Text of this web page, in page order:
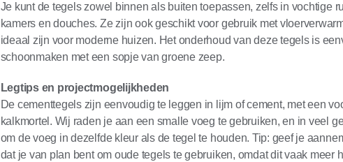
Je kunt de tegels zowel binnen als buiten toepassen, zelfs in vochtige
kamers en douches. Ze zijn ook geschikt voor gebruik met
ideaal zijn voor moderne huizen. Het onderhoud van deze tegels is
schoonmaken met een sopje van groene zeep.
Legtips en projectmogelijkheden
De cementtegels zijn eenvoudig te leggen in lijm of cement, met een
kalkmortel. Wij raden je aan een smalle voeg te gebruiken, en in veel
om de voeg in dezelfde kleur als de tegel te houden. Tip: geef je
dat je van plan bent om oude tegels te gebruiken, omdat dit vaak meer